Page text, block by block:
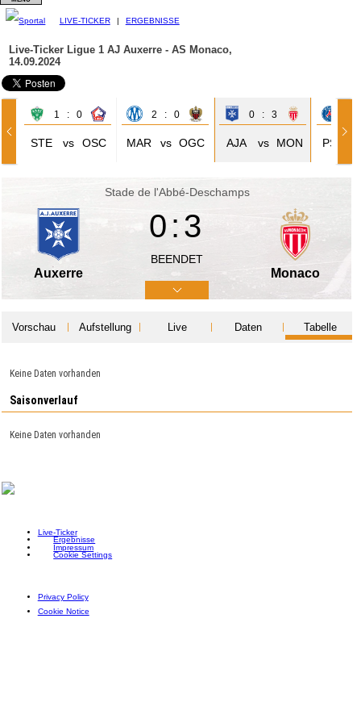
LIVE-TICKER | ERGEBNISSE
Live-Ticker Ligue 1 AJ Auxerre - AS Monaco,
14.09.2024
1 : 0
STE vs OSC
2 : 0
MAR vs OGC
0 : 3
AJA vs MON PSG
Stade de l'Abbé-Deschamps
Auxerre
0:3
BEENDET
Monaco
Vorschau Aufstellung Live Daten Tabelle
Keine Daten vorhanden
Saisonverlauf
Keine Daten vorhanden
Live-Ticker
Ergebnisse
Impressum
Cookie Settings
Privacy Policy
Cookie Notice